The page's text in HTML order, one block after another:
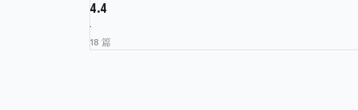
4.4
·
18 篇